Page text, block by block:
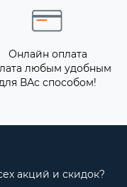
Онлайн оплата
любым удобным
ВАс способом!
акций и скидок?